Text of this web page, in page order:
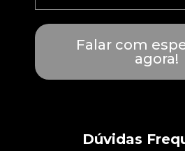
Falar com
agora!
Dúvidas